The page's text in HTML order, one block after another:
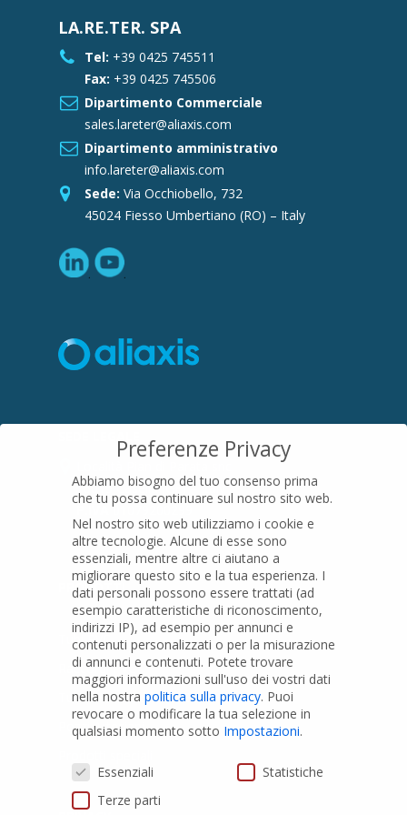
LA.RE.TER. SPA
Tel: +39 0425 745511
Fax: +39 0425 745506
Dipartimento Commerciale
sales.lareter@aliaxis.com
Dipartimento amministrativo
info.lareter@aliaxis.com
Sede: Via Occhiobello, 732
45024 Fiesso Umbertiano (RO) – Italy
16015 Casella (GE) – Italy
01079200299
PRODOTTI
Tubi PVC
Raccordi PVC
Tubi e Raccordi in PVC-A
Pozzi Artesiani
Preferenze Privacy
Abbiamo bisogno del tuo consenso prima
che tu possa continuare sul nostro sito web.
Nel nostro sito web utilizziamo i cookie e
altre tecnologie. Alcune di esse sono
essenziali, mentre altre ci aiutano a
migliorare questo sito e la tua esperienza. I
dati personali possono essere trattati (ad
esempio caratteristiche di riconoscimento,
indirizzi IP), ad esempio per annunci e
contenuti personalizzati o per la misurazione
di annunci e contenuti. Potete trovare
maggiori informazioni sull'uso dei vostri dati
nella nostra politica sulla privacy. Puoi
revocare o modificare la tua selezione in
qualsiasi momento sotto Impostazioni.
Preferenze Privacy
Essenziali
Statistiche
Terze parti